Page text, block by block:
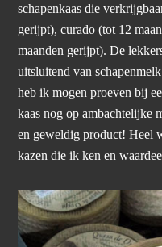
schapenkaas die
gerijpt), curado (tot 12
maanden gerijpt). De
uitsluitend van
heb ik mogen proeven bij
kaas nog op ambachtelijke
en geweldig product! Heel
kazen die ik ken en